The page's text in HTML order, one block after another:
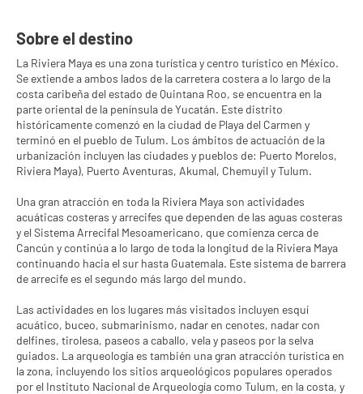
Sobre el destino
La Riviera Maya es una zona turística y centro turístico en México.
Se extiende a ambos lados de la carretera costera a lo largo de la
costa caribeña del estado de Quintana Roo, se encuentra en la
parte oriental de la península de Yucatán. Este distrito
históricamente comenzó en la ciudad de Playa del Carmen y
terminó en el pueblo de Tulum. Los ámbitos de actuación de la
urbanización incluyen las ciudades y pueblos de: Puerto Morelos,
Riviera Maya), Puerto Aventuras, Akumal, Chemuyil y Tulum.
Una gran atracción en toda la Riviera Maya son actividades
acuáticas costeras y arrecifes que dependen de las aguas costeras
y el Sistema Arrecifal Mesoamericano, que comienza cerca de
Cancún y continúa a lo largo de toda la longitud de la Riviera Maya
continuando hacia el sur hasta Guatemala. Este sistema de barrera
de arrecife es el segundo más largo del mundo.
Las actividades en los lugares más visitados incluyen esquí
acuático, buceo, submarinismo, nadar en cenotes, nadar con
delfines, tirolesa, paseos a caballo, vela y paseos por la selva
guiados. La arqueología es también una gran atracción turística en
la zona, incluyendo los sitios arqueológicos populares operados
por el Instituto Nacional de Arqueología como Tulum, en la costa, y